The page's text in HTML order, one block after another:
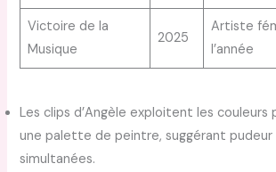
Victoire de la
Musique
2025
Artiste
l’année
Les clips d’Angèle exploitent les couleurs
une palette de peintre, suggérant
simultanées.